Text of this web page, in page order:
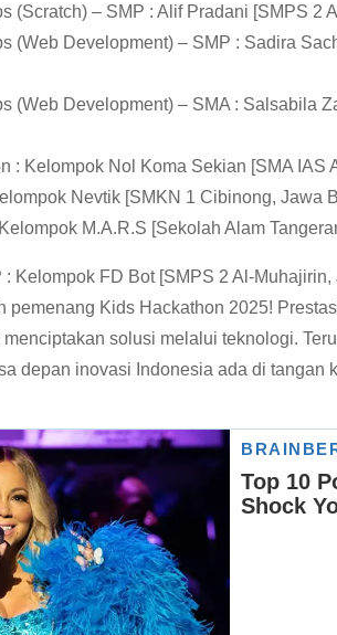
(Scratch) – SMP : Alif Pradani [SMPS 2
(Web Development) – SMP : Sadira
(Web Development) – SMA : Salsabila
: Kelompok Nol Koma Sekian [SMA IAS
Nevtik [SMKN 1 Cibinong, Jawa
M.A.R.S [Sekolah Alam
Kelompok FD Bot [SMPS 2 Al-Muhajirin,
pemenang Kids Hackathon 2025!
solusi melalui teknologi.
depan inovasi Indonesia ada di tangan